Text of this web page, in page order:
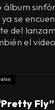
álbum
ya se
del
el
also